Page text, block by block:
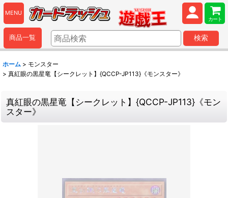
MENU
カート
商品一覧 検索
ホーム > モンスター
> 真紅眼の黒星竜【シークレット】{QCCP-JP113}《モンスター》
真紅眼の黒星竜【シークレット】{QCCP-JP113}《モン
スター》